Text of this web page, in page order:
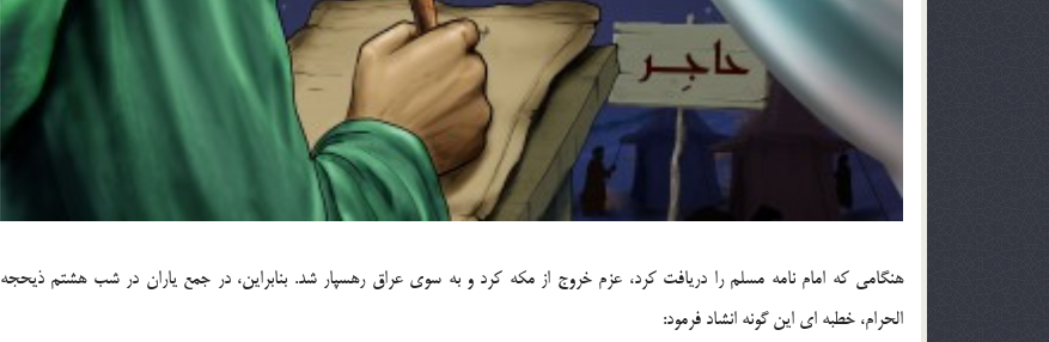
هنگامی که امام نامه مسلم را دریافت کرد، عزم خروج از مکه کرد و به سوی عراق رهسپار شد. بنابراین، در جمع یاران در شب هشتم ذیحجه
الحرام، خطبه ای این گونه انشاد فرمود: